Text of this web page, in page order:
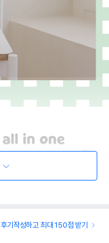
후기작성하고 최대 150점 받기